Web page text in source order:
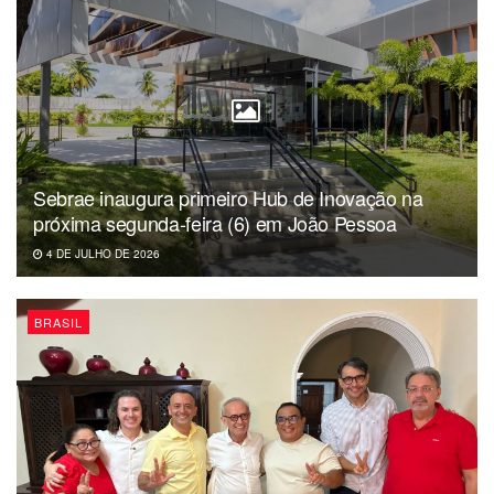
Para saber os valores disponíveis para o saque, os canais
de recebimento e as opções de crédito em conta, é só
Sebrae inaugura primeiro Hub de Inovação na
próxima segunda-feira (6) em João Pessoa
4 DE JULHO DE 2026
BRASIL